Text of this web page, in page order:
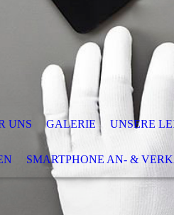
UNS GALERIE UNSERE
SMARTPHONE AN- &